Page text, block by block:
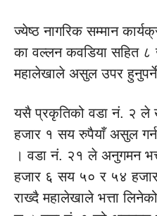
ज्येष्ठ नागरिक सम्मान
का वल्लन कवडिया सहित ८
महालेखाले असुल उपर
यसै प्रकृतिको वडा नं. २ ले
हजार १ सय रुपैयाँ असुल
। वडा नं. २१ ले अनुगमन
हजार ६ सय ५० र ५४
राख्दै महालेखाले भत्ता